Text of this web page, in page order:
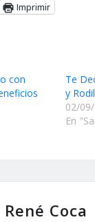
Imprimir
con
Te
y
02/
En
René Coca